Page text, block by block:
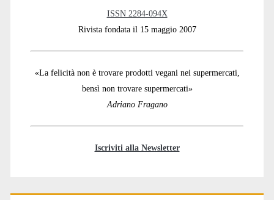
ISSN 2284-094X
Rivista fondata il 15 maggio 2007
«La felicità non è trovare prodotti vegani nei supermercati,
bensì non trovare supermercati»
Adriano Fragano
Iscriviti alla Newsletter